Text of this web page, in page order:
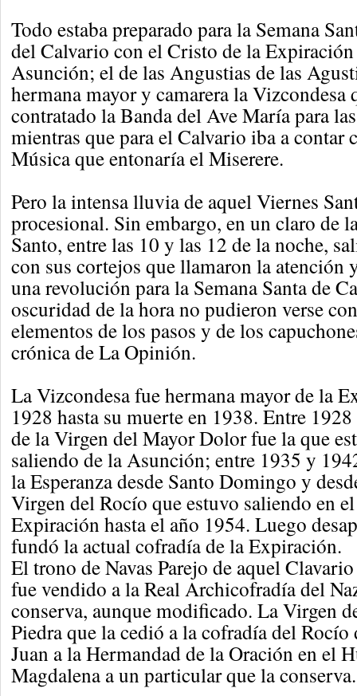
Todo estaba preparado para la Semana
del Calvario con el Cristo de la
Asunción; el de las Angustias de las
hermana mayor y camarera la Vizcondesa
contratado la Banda del Ave María para
mientras que para el Calvario iba a contar
Música que entonaría el Miserere.
Pero la intensa lluvia de aquel Viernes
procesional. Sin embargo, en un claro de
Santo, entre las 10 y las 12 de la noche,
con sus cortejos que llamaron la atención
una revolución para la Semana Santa de
oscuridad de la hora no pudieron verse
elementos de los pasos y de los
crónica de La Opinión.
La Vizcondesa fue hermana mayor de la
1928 hasta su muerte en 1938. Entre
de la Virgen del Mayor Dolor fue la que
saliendo de la Asunción; entre 1935 y
la Esperanza desde Santo Domingo y
Virgen del Rocío que estuvo saliendo en
Expiración hasta el año 1954. Luego
fundó la actual cofradía de la Expiración.
El trono de Navas Parejo de aquel
fue vendido a la Real Archicofradía del
conserva, aunque modificado. La Virgen
Piedra que la cedió a la cofradía del Rocío
Juan a la Hermandad de la Oración en el
Magdalena a un particular que la conserva.